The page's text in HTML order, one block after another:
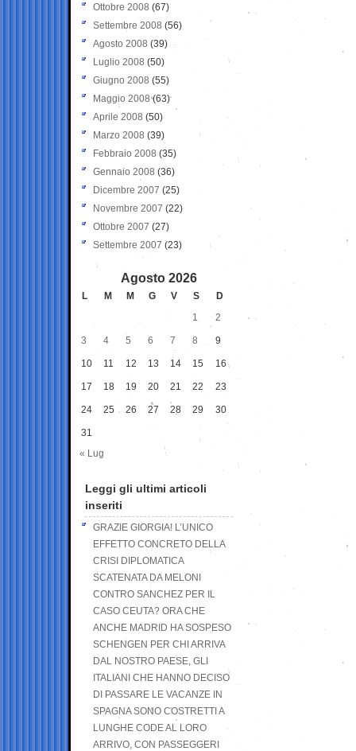
Ottobre 2008 (67)
Settembre 2008 (56)
Agosto 2008 (39)
Luglio 2008 (50)
Giugno 2008 (55)
Maggio 2008(63)
Aprile 2008 (50)
Marzo 2008 (39)
Febbraio 2008 (35)
Gennaio 2008 (36)
Dicembre 2007 (25)
Novembre 2007 (22)
Ottobre 2007 (27)
Settembre 2007 (23)
Agosto 2026
L M M G V S
D
1
2
3 4 5 6 7 8 9
10 11 12 13 14 15 16
17 18 19 20 21 22 23
24 25 26 27 28 29 30
31
« Lug
Leggi gli ultimi articoli
inseriti
GRAZIE GIORGIA! L’UNICO
EFFETTO CONCRETO DELLA
CRISI DIPLOMATICA
SCATENATA DA MELONI
CONTRO SANCHEZ PER IL
CASO CEUTA? ORA CHE
ANCHE MADRID HA SOSPESO
SCHENGEN PER CHI ARRIVA
DAL NOSTRO PAESE, GLI
ITALIANI CHE HANNO DECISO
DI PASSARE LE VACANZE IN
SPAGNA SONO COSTRETTI A
LUNGHE CODE AL LORO
ARRIVO, CON PASSEGGERI